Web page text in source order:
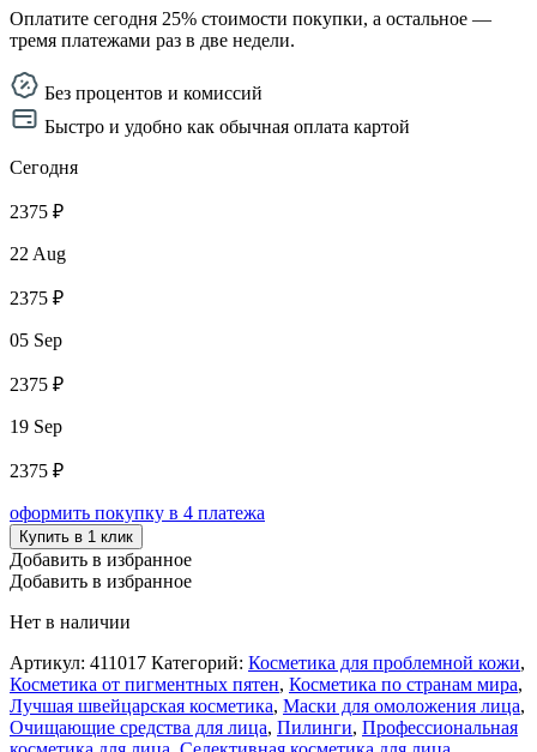
Оплатите сегодня 25% стоимости покупки, а остальное —
тремя платежами раз в две недели.
Без процентов и комиссий
Быстро и удобно как обычная оплата картой
Сегодня
2375 ₽
22 Aug
2375 ₽
05 Sep
2375 ₽
19 Sep
2375 ₽
оформить покупку в 4 платежа
Купить в 1 клик
Добавить в избранное
Добавить в избранное
Нет в наличии
Артикул: 411017 Категорий: Косметика для проблемной кожи,
Косметика от пигментных пятен, Косметика по странам мира,
Лучшая швейцарская косметика, Маски для омоложения лица,
Очищающие средства для лица, Пилинги, Профессиональная